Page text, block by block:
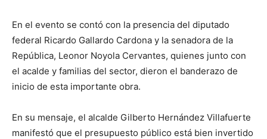
En el evento se contó con la presencia del diputado
federal Ricardo Gallardo Cardona y la senadora de la
República, Leonor Noyola Cervantes, quienes junto con
el acalde y familias del sector, dieron el banderazo de
inicio de esta importante obra.
En su mensaje, el alcalde Gilberto Hernández Villafuerte
manifestó que el presupuesto público está bien invertido